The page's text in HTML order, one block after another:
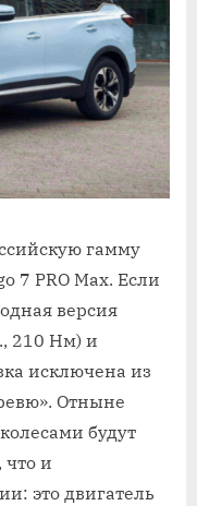
кроссовера
Tiggo
7
PRO
Max
в
России
гамму
7 PRO Max. Если
версия
210 Нм) и
исключена из
Отныне
будут
что и
это двигатель